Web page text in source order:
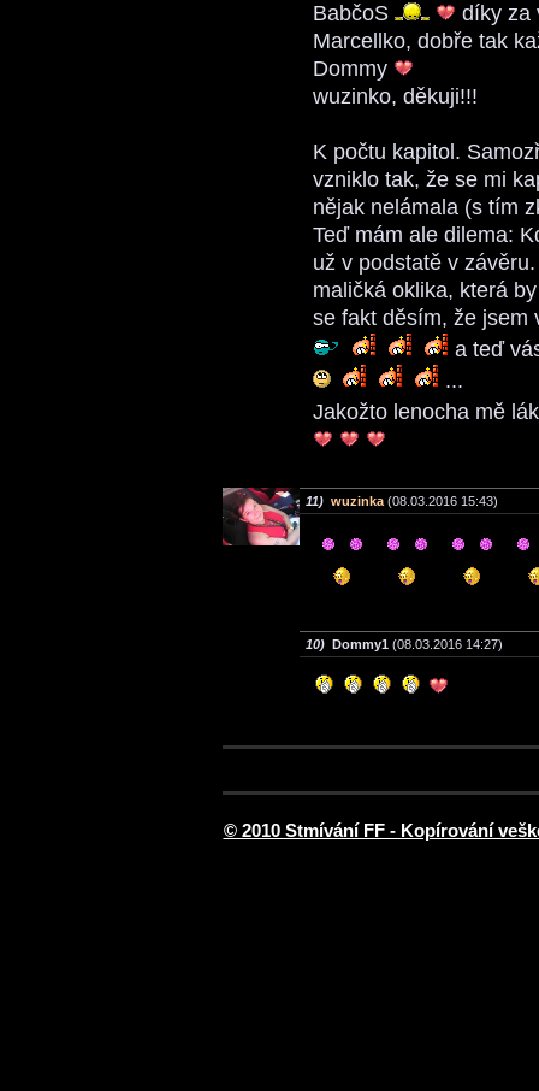
BabčoS
díky za
Marcellko, dobře tak
Dommy
wuzinko, děkuji!!!
K počtu kapitol.
vzniklo tak, že se mi
nějak nelámala (s tím
Teď mám ale dilema:
už v podstatě v
maličká oklika, která
se fakt děsím, že jsem
a teď
...
Jakožto lenocha mě
11) wuzinka (08.03.2016 15:43)
10) Dommy1 (08.03.2016 14:27)
© 2010 Stmívání FF - Kopírování